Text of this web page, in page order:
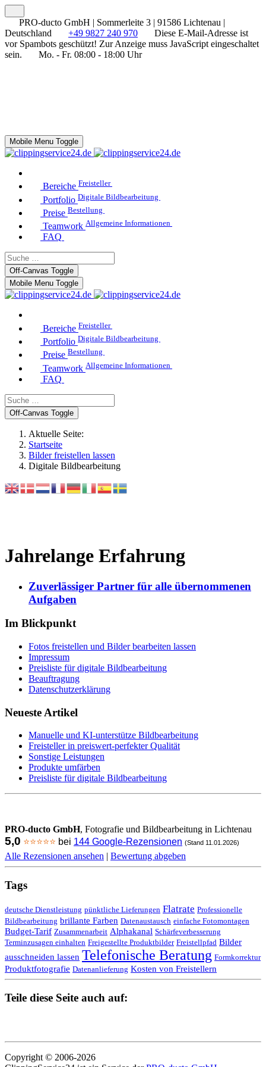
PRO-ducto GmbH | Sommerleite 3 | 91586 Lichtenau |
Deutschland
+49 9827 240 970
Diese E-Mail-Adresse ist
vor Spambots geschützt! Zur Anzeige muss JavaScript eingeschaltet
sein.
Mo. - Fr. 08:00 - 18:00 Uhr
Mobile Menu Toggle
Bereiche Freisteller
Portfolio Digitale Bildbearbeitung
Preise Bestellung
Teamwork Allgemeine Informationen
FAQ
Off-Canvas Toggle
Mobile Menu Toggle
Bereiche Freisteller
Portfolio Digitale Bildbearbeitung
Preise Bestellung
Teamwork Allgemeine Informationen
FAQ
Off-Canvas Toggle
Aktuelle Seite:
Startseite
Bilder freistellen lassen
Digitale Bildbearbeitung
Jahrelange Erfahrung
Zuverlässiger Partner für alle übernommenen
Aufgaben
Im Blickpunkt
Fotos freistellen und Bilder bearbeiten lassen
Impressum
Preisliste für digitale Bildbearbeitung
Beauftragung
Datenschutzerklärung
Neueste Artikel
Manuelle und KI-unterstütze Bildbearbeitung
Freisteller in preiswert-perfekter Qualität
Sonstige Leistungen
Produkte umfärben
Preisliste für digitale Bildbearbeitung
PRO-ducto GmbH, Fotografie und Bildbearbeitung in Lichtenau
5,0 ⭐⭐⭐⭐⭐ bei 144 Google-Rezensionen (Stand 11.01.2026)
Alle Rezensionen ansehen | Bewertung abgeben
Tags
deutsche Dienstleistung pünktliche Lieferungen Flatrate Professionelle
Bildbearbeitung brillante Farben Datenaustausch einfache Fotomontagen
Budget-Tarif Zusammenarbeit Alphakanal Schärfeverbesserung
Terminzusagen einhalten Freigestellte Produktbilder Freistellpfad Bilder
ausschneiden lassen Telefonische Beratung Formkorrektur
Produktfotografie Datenanlieferung Kosten von Freistellern
Teile diese Seite auch auf:
Copyright © 2006-2026